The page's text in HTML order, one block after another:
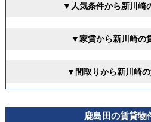
▼人気条件から新川崎
▼家賃から新川崎の
▼間取りから新川崎
鹿島田の賃貸物